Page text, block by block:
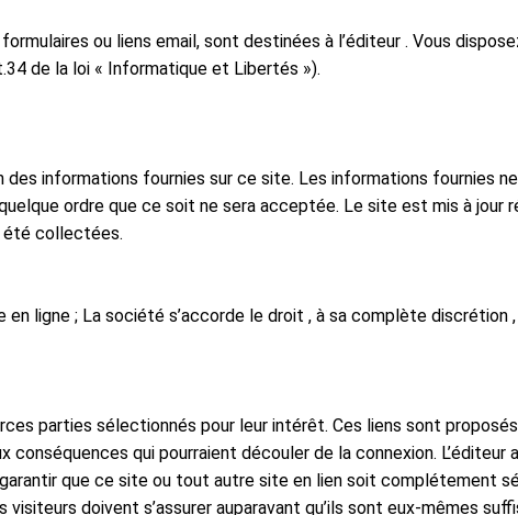
ou liens email, sont destinées à l’éditeur . Vous
de la loi « Informatique et Libertés »).
des informations fournies sur ce site. Les informations fournies
ordre que ce soit ne sera acceptée. Le site est mis à
été collectées.
en ligne ; La société s’accorde le droit , à sa complète
parties sélectionnés pour leur intérêt. Ces liens sont
conséquences qui pourraient découler de la connexion.
que ce site ou tout autre site en lien soit complétement
doivent s’assurer auparavant qu’ils sont eux-mêmes